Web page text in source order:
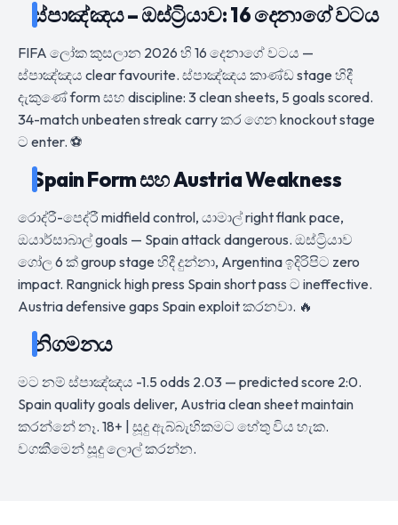
ස්පාඤ්ඤය – ඔස්ට්‍රියාව: 16 දෙනාගේ වටය
FIFA ලෝක කුසලාන 2026 හි 16 දෙනාගේ වටය —
ස්පාඤ්ඤය clear favourite. ස්පාඤ්ඤය කාණ්ඩ stage හිදී
දැකුණේ form සහ discipline: 3 clean sheets, 5 goals scored.
34-match unbeaten streak carry කර ගෙන knockout stage
ට enter. ⚽
Spain Form සහ Austria Weakness
රොද්රී-පෙද්රී midfield control, යාමාල් right flank pace,
ඔයාර්සාබාල් goals — Spain attack dangerous. ඔස්ට්‍රියාව
ගෝල 6 ක් group stage හිදී දුන්නා, Argentina ඉදිරිපිට zero
impact. Rangnick high press Spain short pass ට ineffective.
Austria defensive gaps Spain exploit කරනවා. 🔥
නිගමනය
මට නම් ස්පාඤ්ඤය -1.5 odds 2.03 — predicted score 2:0.
Spain quality goals deliver, Austria clean sheet maintain
කරන්නේ නෑ. 18+ | සූදු ඇබ්බැහිකමට හේතු විය හැක.
වගකීමෙන් සූදු ලොල් කරන්න.